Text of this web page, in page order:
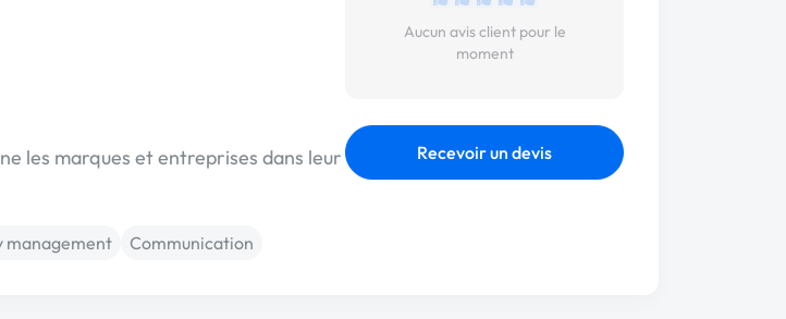
les marques et entreprises dans leur
management Communication
Aucun avis client pour le
moment
Recevoir un devis